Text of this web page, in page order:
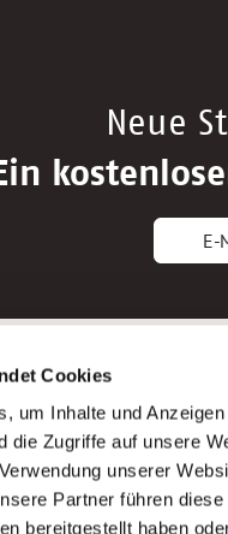
Cookies
um Inhalte und
die Zugriffe auf unsere
unserer
Partner führen
bereitgestellt haben
Neue
E-
als Altenpfleger*in
als Krankenpfleger*in
als Altenpflegehelfer*in
als Erzieher*in